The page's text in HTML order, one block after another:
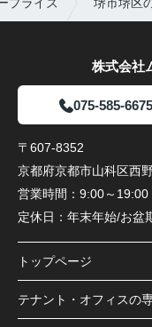
プライズ 堺市堺区
株式会社
075-585-6675
〒607-8352
京都府京都市山科区西
営業時間： 9:00～19:00
定休日： 年末年始/お盆
トップページ
テナント・オフィスの